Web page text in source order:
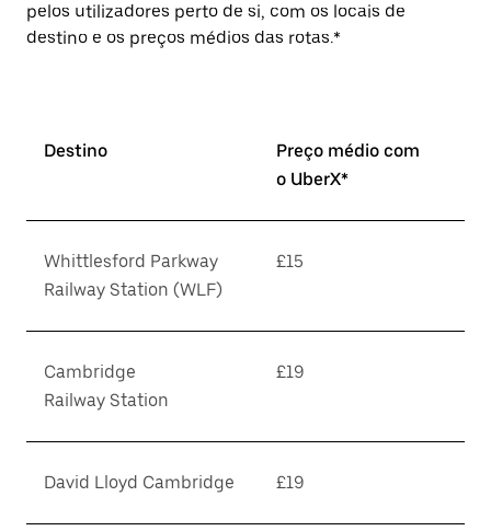
pelos utilizadores perto de si, com os locais de
destino e os preços médios das rotas.*
Destino
Preço médio com
o UberX*
Whittlesford Parkway
Railway Station (WLF)
£15
Cambridge
Railway Station
£19
David Lloyd Cambridge £19